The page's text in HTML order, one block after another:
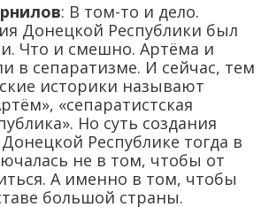
: В том-то и дело.
Донецкой Республики был
Что и смешно. Артёма и
в сепаратизме. И сейчас, тем
историки называют
«сепаратистская
Но суть создания
Республике тогда в
не в том, чтобы от
А именно в том, чтобы
большой страны.